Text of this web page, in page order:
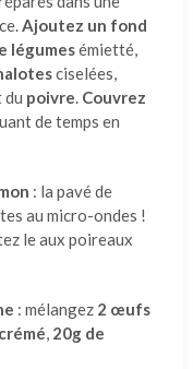
Ajoutez un fond
légumesémietté,
ciselées,
du poivre. Couvrez
de temps en
: la pavé de
au micro-ondes !
le aux poireaux
: mélangez 2 œufs
, 20g de